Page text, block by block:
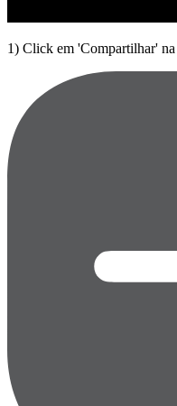
1) Click em 'Compartilhar' na